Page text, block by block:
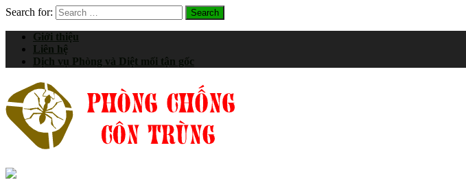
Search for:
Giới thiệu
Liên hệ
Dịch vụ Phòng và Diệt mối tận gốc